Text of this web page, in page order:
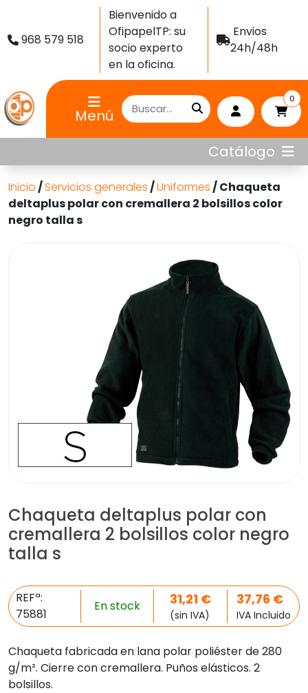
968 579 518
Bienvenido a
OfipapelTP: su
socio experto
en la oficina.
Envios
24h/48h
Menú
0
Catálogo
Inicio/Servicios generales/Uniformes/ Chaqueta
deltaplus polar con cremallera 2 bolsillos color
negro talla s
Chaqueta deltaplus polar con
cremallera 2 bolsillos color negro
talla s
REFª:
75881
En stock 31,21 €
(sin IVA)
37,76 €
IVA Incluido
Chaqueta fabricada en lana polar poliéster de 280
g/m². Cierre con cremallera. Puños elásticos. 2
bolsillos.